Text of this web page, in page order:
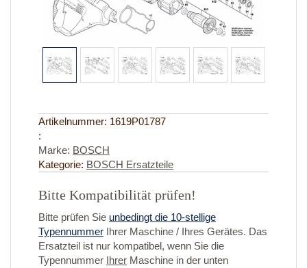
Artikelnummer: 1619P01787
:
Marke: BOSCH
Kategorie: BOSCH Ersatzteile
Bitte Kompatibilität prüfen!
Bitte prüfen Sie unbedingt die 10-stellige
Typennummer Ihrer Maschine / Ihres Gerätes. Das
Ersatzteil ist nur kompatibel, wenn Sie die
Typennummer Ihrer Maschine in der unten